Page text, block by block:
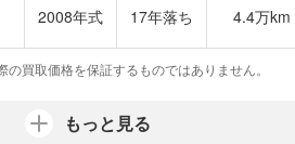
2008年式 17年落ち 4.4万km
買取価格を保証するものではありません。
もっと見る